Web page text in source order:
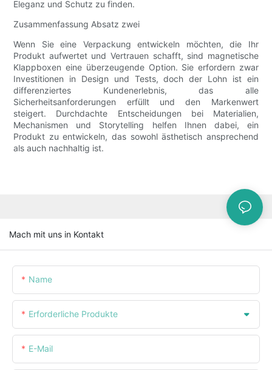
Eleganz und Schutz zu finden.
Zusammenfassung Absatz zwei
Wenn Sie eine Verpackung entwickeln möchten, die Ihr
Produkt aufwertet und Vertrauen schafft, sind magnetische
Klappboxen eine überzeugende Option. Sie erfordern zwar
Investitionen in Design und Tests, doch der Lohn ist ein
differenziertes Kundenerlebnis, das alle
Sicherheitsanforderungen erfüllt und den Markenwert
steigert. Durchdachte Entscheidungen bei Materialien,
Mechanismen und Storytelling helfen Ihnen dabei, ein
Produkt zu entwickeln, das sowohl ästhetisch ansprechend
als auch nachhaltig ist.
Mach mit uns in Kontakt
Name
Erforderliche Produkte
E-Mail